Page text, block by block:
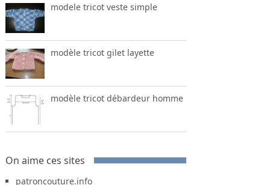
modele tricot veste simple
modèle tricot gilet layette
modèle tricot débardeur homme
On aime ces sites
patroncouture.info